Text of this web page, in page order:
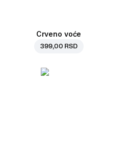
Crveno voće
399,00 RSD